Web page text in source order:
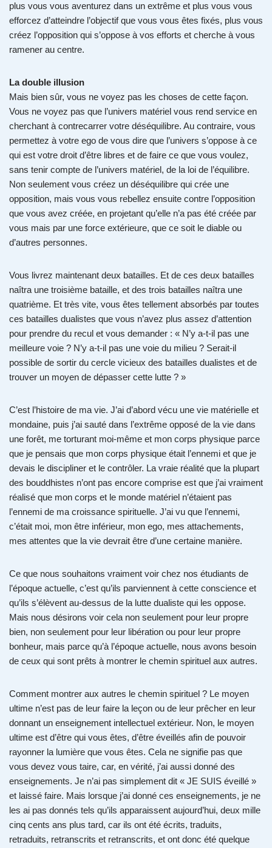
plus vous vous aventurez dans un extrême et plus vous vous
efforcez d’atteindre l’objectif que vous vous êtes fixés, plus vous
créez l’opposition qui s’oppose à vos efforts et cherche à vous
ramener au centre.
La double illusion
Mais bien sûr, vous ne voyez pas les choses de cette façon.
Vous ne voyez pas que l’univers matériel vous rend service en
cherchant à contrecarrer votre déséquilibre. Au contraire, vous
permettez à votre ego de vous dire que l’univers s’oppose à ce
qui est votre droit d’être libres et de faire ce que vous voulez,
sans tenir compte de l’univers matériel, de la loi de l’équilibre.
Non seulement vous créez un déséquilibre qui crée une
opposition, mais vous vous rebellez ensuite contre l’opposition
que vous avez créée, en projetant qu’elle n’a pas été créée par
vous mais par une force extérieure, que ce soit le diable ou
d’autres personnes.
Vous livrez maintenant deux batailles. Et de ces deux batailles
naîtra une troisième bataille, et des trois batailles naîtra une
quatrième. Et très vite, vous êtes tellement absorbés par toutes
ces batailles dualistes que vous n’avez plus assez d’attention
pour prendre du recul et vous demander : « N’y a-t-il pas une
meilleure voie ? N’y a-t-il pas une voie du milieu ? Serait-il
possible de sortir du cercle vicieux des batailles dualistes et de
trouver un moyen de dépasser cette lutte ? »
C’est l’histoire de ma vie. J’ai d’abord vécu une vie matérielle et
mondaine, puis j’ai sauté dans l’extrême opposé de la vie dans
une forêt, me torturant moi-même et mon corps physique parce
que je pensais que mon corps physique était l’ennemi et que je
devais le discipliner et le contrôler. La vraie réalité que la plupart
des bouddhistes n’ont pas encore comprise est que j’ai vraiment
réalisé que mon corps et le monde matériel n’étaient pas
l’ennemi de ma croissance spirituelle. J’ai vu que l’ennemi,
c’était moi, mon être inférieur, mon ego, mes attachements,
mes attentes que la vie devrait être d’une certaine manière.
Ce que nous souhaitons vraiment voir chez nos étudiants de
l’époque actuelle, c’est qu’ils parviennent à cette conscience et
qu’ils s’élèvent au-dessus de la lutte dualiste qui les oppose.
Mais nous désirons voir cela non seulement pour leur propre
bien, non seulement pour leur libération ou pour leur propre
bonheur, mais parce qu’à l’époque actuelle, nous avons besoin
de ceux qui sont prêts à montrer le chemin spirituel aux autres.
Comment montrer aux autres le chemin spirituel ? Le moyen
ultime n’est pas de leur faire la leçon ou de leur prêcher en leur
donnant un enseignement intellectuel extérieur. Non, le moyen
ultime est d’être qui vous êtes, d’être éveillés afin de pouvoir
rayonner la lumière que vous êtes. Cela ne signifie pas que
vous devez vous taire, car, en vérité, j’ai aussi donné des
enseignements. Je n’ai pas simplement dit « JE SUIS éveillé »
et laissé faire. Mais lorsque j’ai donné ces enseignements, je ne
les ai pas donnés tels qu’ils apparaissent aujourd’hui, deux mille
cinq cents ans plus tard, car ils ont été écrits, traduits,
retraduits, retranscrits et retranscrits, et ont donc été quelque